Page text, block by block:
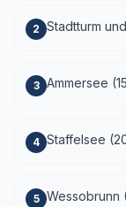
2 Stadtturm
3 Ammersee
4 Staffelsee
5 Wessobrunn